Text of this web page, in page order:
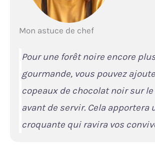
Mon astuce de chef
Pour une forêt noire encore
gourmande, vous pouvez
copeaux de chocolat noir sur
avant de servir. Cela apportera
croquante qui ravira vos